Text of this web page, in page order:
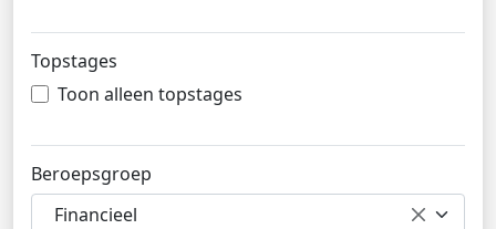
Topstages
Toon alleen topstages
Beroepsgroep
Financieel